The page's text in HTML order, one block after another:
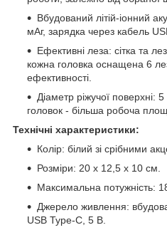
Вбудований літій-іонний
мАг, зарядка через кабель
Ефективні леза: сітка та
кожна головка оснащена 6
ефективності.
Діаметр ріжучої поверхні:
головок - більша робоча
Технічні характеристики:
Колір: білий зі срібними
Розміри: 20 x 12,5 x 10 см.
Максимальна потужність:
Джерело живлення:
USB Type-C, 5 В.